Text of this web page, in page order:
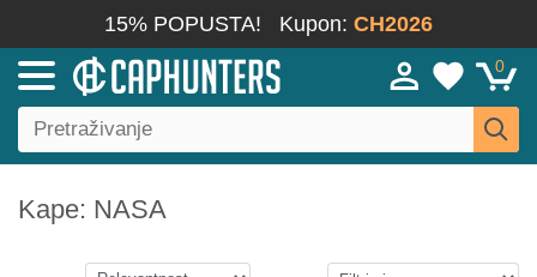
15% POPUSTA! Kupon: CH2026
0
Kape: NASA